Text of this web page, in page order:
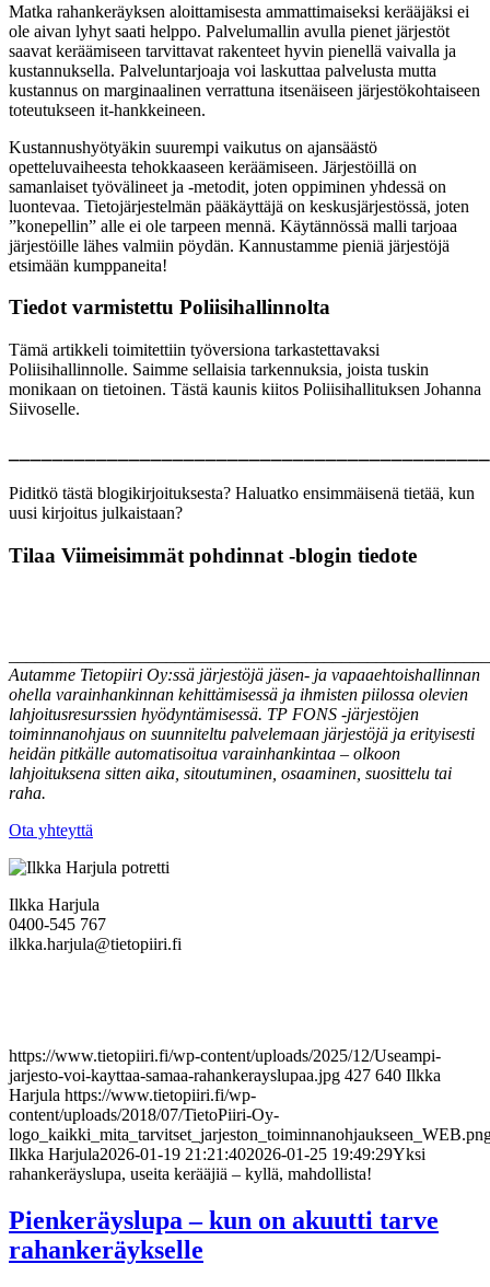
Matka rahankeräyksen aloittamisesta ammattimaiseksi kerääjäksi ei
ole aivan lyhyt saati helppo. Palvelumallin avulla pienet järjestöt
saavat keräämiseen tarvittavat rakenteet hyvin pienellä vaivalla ja
kustannuksella. Palveluntarjoaja voi laskuttaa palvelusta mutta
kustannus on marginaalinen verrattuna itsenäiseen järjestökohtaiseen
toteutukseen it-hankkeineen.
Kustannushyötyäkin suurempi vaikutus on ajansäästö
opetteluvaiheesta tehokkaaseen keräämiseen. Järjestöillä on
samanlaiset työvälineet ja -metodit, joten oppiminen yhdessä on
luontevaa. Tietojärjestelmän pääkäyttäjä on keskusjärjestössä, joten
”konepellin” alle ei ole tarpeen mennä. Käytännössä malli tarjoaa
järjestöille lähes valmiin pöydän. Kannustamme pieniä järjestöjä
etsimään kumppaneita!
Tiedot varmistettu Poliisihallinnolta
Tämä artikkeli toimitettiin työversiona tarkastettavaksi
Poliisihallinnolle. Saimme sellaisia tarkennuksia, joista tuskin
monikaan on tietoinen. Tästä kaunis kiitos Poliisihallituksen Johanna
Siivoselle.
Piditkö tästä blogikirjoituksesta? Haluatko ensimmäisenä tietää, kun
uusi kirjoitus julkaistaan?
Tilaa Viimeisimmät pohdinnat -blogin tiedote
Autamme Tietopiiri Oy:ssä järjestöjä jäsen- ja vapaaehtoishallinnan
ohella varainhankinnan kehittämisessä ja ihmisten piilossa olevien
lahjoitusresurssien hyödyntämisessä. TP FONS -järjestöjen
toiminnanohjaus on suunniteltu palvelemaan järjestöjä ja erityisesti
heidän pitkälle automatisoitua varainhankintaa – olkoon
lahjoituksena sitten aika, sitoutuminen, osaaminen, suosittelu tai
raha.
Ota yhteyttä
Ilkka Harjula
0400-545 767
ilkka.harjula@tietopiiri.fi
https://www.tietopiiri.fi/wp-content/uploads/2025/12/Useampi-
jarjesto-voi-kayttaa-samaa-rahankerayslupaa.jpg 427 640 Ilkka
Harjula https://www.tietopiiri.fi/wp-
content/uploads/2018/07/TietoPiiri-Oy-
Ilkka Harjula2026-01-19 21:21:402026-01-25 19:49:29Yksi
rahankeräyslupa, useita kerääjiä – kyllä, mahdollista!
Pienkeräyslupa – kun on akuutti tarve
rahankeräykselle